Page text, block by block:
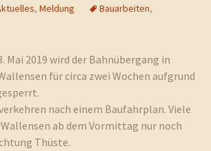
, Meldung Bauarbeiten,
Mai 2019 wird der Bahnübergang in
für circa zwei Wochen aufgrund
nach einem Baufahrplan. Viele
ab dem Vormittag nur noch
Thüste.